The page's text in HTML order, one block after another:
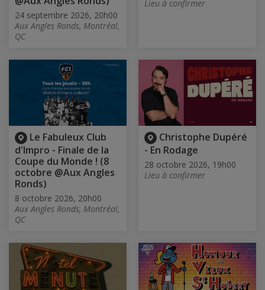
24 septembre 2026, 20h00
Aux Angles Ronds, Montréal,
QC
Lieu à confirmer
Le Fabuleux Club
d'Impro - Finale de la
Coupe du Monde ! (8
octobre @Aux Angles
Ronds)
8 octobre 2026, 20h00
Aux Angles Ronds, Montréal,
QC
Christophe Dupéré
- En Rodage
28 octobre 2026, 19h00
Lieu à confirmer